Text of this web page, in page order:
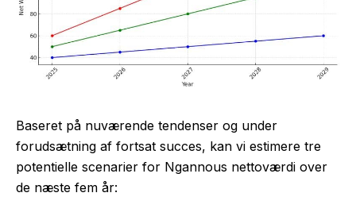
Baseret på nuværende tendenser og under
forudsætning af fortsat succes, kan vi estimere tre
potentielle scenarier for Ngannous nettoværdi over
de næste fem år: